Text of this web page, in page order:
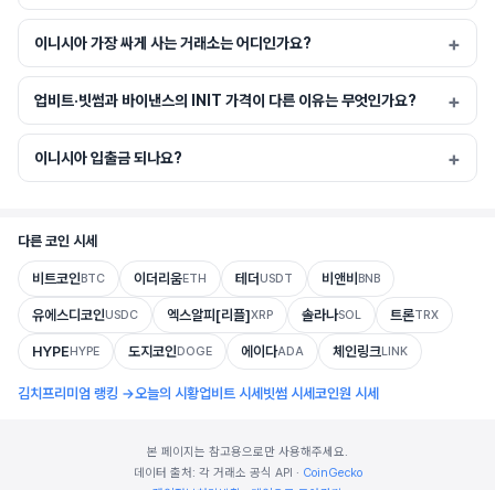
이니시아 가장 싸게 사는 거래소는 어디인가요?
업비트·빗썸과 바이낸스의 INIT 가격이 다른 이유는 무엇인가요?
이니시아 입출금 되나요?
다른 코인 시세
비트코인BTC 이더리움ETH 테더USDT 비앤비 BNB
유에스디코인USDC 엑스알피[리플]XRP 솔라나SOL 트론TRX
HYPEHYPE 도지코인DOGE 에이다ADA 체인링크LINK
김치프리미엄 랭킹 →오늘의 시황업비트 시세 빗썸 시세 코인원 시세
본 페이지는 참고용으로만 사용해주세요.
데이터 출처: 각 거래소 공식 API · CoinGecko